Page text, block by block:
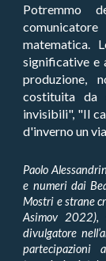
Potremmo
matematica.
significative e
produzione,
costituita da
invisibili", "Il
d'inverno un
Paolo
e numeri dai
Mostri e strane
Asimov 2022),
divulgatore
partecipazioni